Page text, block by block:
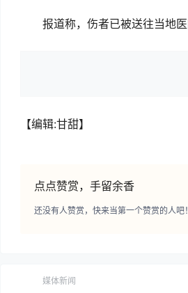
报道称，伤者已被送往当地医
【编辑:甘甜】
点点赞赏，手留余香
还没有人赞赏，快来当第一个赞赏的人吧！
媒体新闻